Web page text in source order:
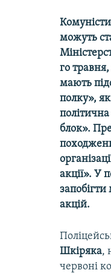
можуть
го
мають
полку»,
блок».
акції». У
акцій.
Шкіряка,
червоні